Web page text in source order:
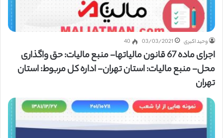
وحید اکبری 03/03/2021
40
اجرای ماده 67 قانون مالیاتها- منبع مالیات: حق واگذاری
محل- منبع مالیات: استان تهران- اداره کل مربوط: استان
تهران